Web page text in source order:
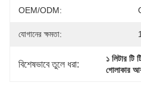
OEM/ODM:
যোগানের ক্ষমতা:
বিশেষভাবে তুলে ধরা: ১ লিটার টি
গোলাকার